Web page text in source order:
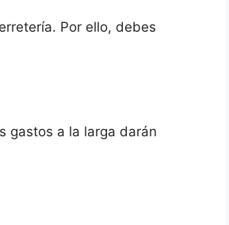
Por ello, debes
gastos a la larga darán